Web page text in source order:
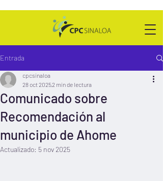
Entrada
Comunicado sobre
Recomendación al
municipio de Ahome
cpcsinaloa
28 oct 20252 min de lectura
Actualizado: 5 nov 2025